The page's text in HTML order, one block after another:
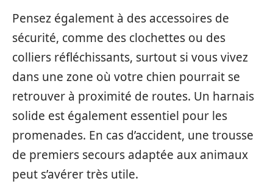
Pensez également à des accessoires de
sécurité, comme des clochettes ou des
colliers réfléchissants, surtout si vous vivez
dans une zone où votre chien pourrait se
retrouver à proximité de routes. Un harnais
solide est également essentiel pour les
promenades. En cas d’accident, une trousse
de premiers secours adaptée aux animaux
peut s’avérer très utile.